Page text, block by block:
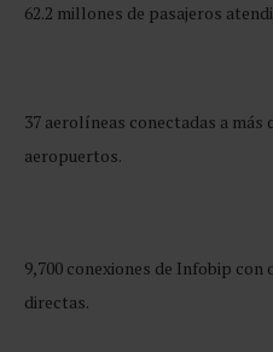
62.2 millones de pasajeros
37 aerolíneas conectadas a más
aeropuertos.
9,700 conexiones de Infobip con
directas.